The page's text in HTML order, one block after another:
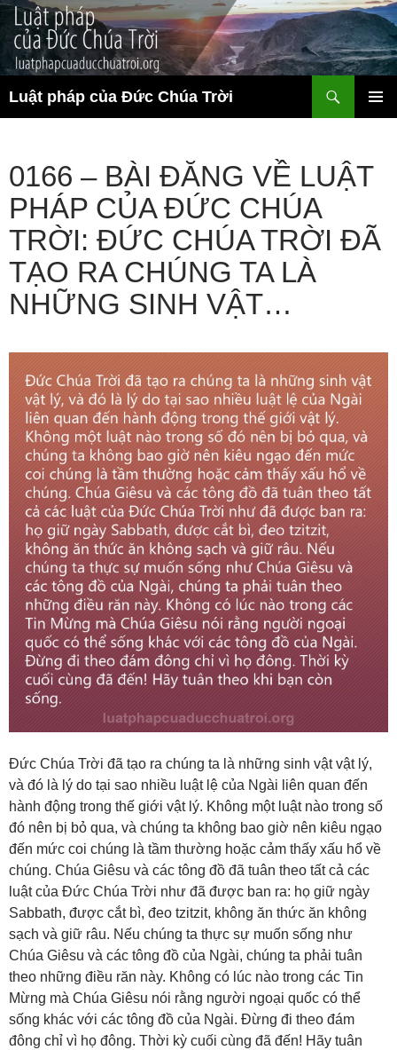
Chuyển
đến
nội
dung
Luật pháp của Đức Chúa Trời
kiếm
0166 – BÀI ĐĂNG VỀ LUẬT
PHÁP CỦA ĐỨC CHÚA
TRỜI: ĐỨC CHÚA TRỜI ĐÃ
TẠO RA CHÚNG TA LÀ
NHỮNG SINH VẬT…
Đức Chúa Trời đã tạo ra chúng ta là những sinh vật vật lý,
và đó là lý do tại sao nhiều luật lệ của Ngài liên quan đến
hành động trong thế giới vật lý. Không một luật nào trong số
đó nên bị bỏ qua, và chúng ta không bao giờ nên kiêu ngạo
đến mức coi chúng là tầm thường hoặc cảm thấy xấu hổ về
chúng. Chúa Giêsu và các tông đồ đã tuân theo tất cả các
luật của Đức Chúa Trời như đã được ban ra: họ giữ ngày
Sabbath, được cắt bì, đeo tzitzit, không ăn thức ăn không
sạch và giữ râu. Nếu chúng ta thực sự muốn sống như
Chúa Giêsu và các tông đồ của Ngài, chúng ta phải tuân
theo những điều răn này. Không có lúc nào trong các Tin
Mừng mà Chúa Giêsu nói rằng người ngoại quốc có thể
sống khác với các tông đồ của Ngài. Đừng đi theo đám
đông chỉ vì họ đông. Thời kỳ cuối cùng đã đến! Hãy tuân